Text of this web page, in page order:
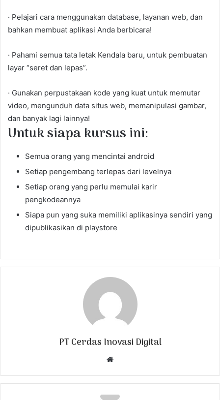
· Pelajari cara menggunakan database, layanan web, dan
bahkan membuat aplikasi Anda berbicara!
· Pahami semua tata letak Kendala baru, untuk pembuatan
layar “seret dan lepas”.
· Gunakan perpustakaan kode yang kuat untuk memutar
video, mengunduh data situs web, memanipulasi gambar,
dan banyak lagi lainnya!
Untuk siapa kursus ini:
Semua orang yang mencintai android
Setiap pengembang terlepas dari levelnya
Setiap orang yang perlu memulai karir
pengkodeannya
Siapa pun yang suka memiliki aplikasinya sendiri yang
dipublikasikan di playstore
PT Cerdas Inovasi Digital
b
s